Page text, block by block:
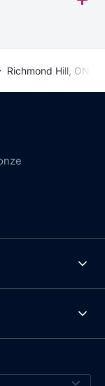
Richmond Hill, ON